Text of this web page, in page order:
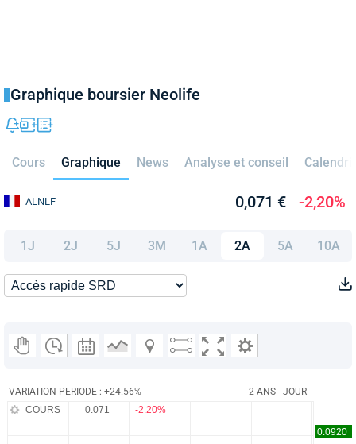
Graphique boursier Neolife
Cours Graphique News Analyse et conseil
ALNLF 0,071 € -2,20%
1J 2J 5J 3M 1A 2A 5A 10A
VARIATION PERIODE : +24.56% 2 ANS - JOUR
COURS 0.071 -2.20%